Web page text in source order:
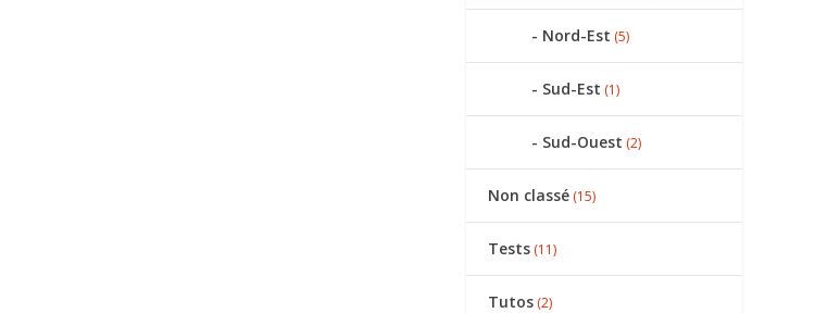
Nord-Est (5)
Sud-Est (1)
Sud-Ouest (2)
Non classé(15)
Tests(11)
Tutos(2)